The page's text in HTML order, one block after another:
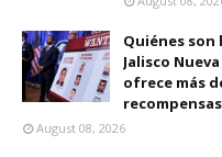
Quiénes
Jalisco
ofrece más
recompensas
August 08, 2026